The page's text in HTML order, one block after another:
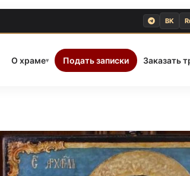
ВК
О храме▾ Подать записки Заказать